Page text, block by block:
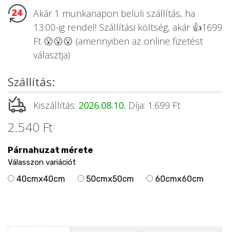
Akár 1 munkanapon belüli szállítás, ha
13:00-ig rendel! Szállítási költség, akár 👍1699
Ft 😮😮😮 (amennyiben az online fizetést
választja)
Szállítás:
Kiszállítás: 2026.08.10. Díja: 1.699 Ft
2.540 Ft
Párnahuzat mérete
Válasszon variációt
40cmx40cm 50cmx50cm 60cmx60cm